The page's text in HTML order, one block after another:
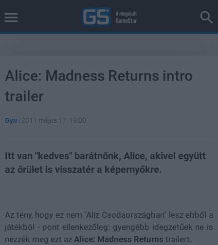
Alice: Madness Returns intro
trailer
Gyu | 2011 május 17. 19:00
Itt van "kedves" barátnőnk, Alice, akivel együtt
az őrület is visszatér a képernyőkre.
Az tény, hogy ez nem "Alíz Csodaországban" lesz ebből a
játékból - pont ellenkezőleg: gyengébb idegzetűek ne is
nézzék meg ezt az Alice: Madness Returns trailert.